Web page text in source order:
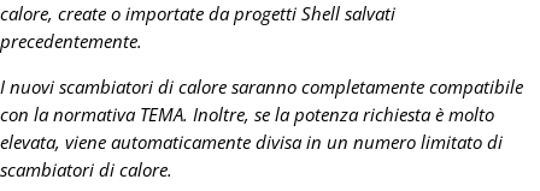
calore, create o importate da progetti Shell salvati
precedentemente.
I nuovi scambiatori di calore saranno completamente compatibile
con la normativa TEMA. Inoltre, se la potenza richiesta è molto
elevata, viene automaticamente divisa in un numero limitato di
scambiatori di calore.